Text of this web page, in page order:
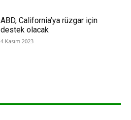
ABD, California’ya rüzgar için
destek olacak
4 Kasım 2023